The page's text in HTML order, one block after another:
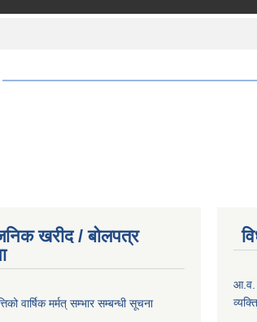
खरीद / बोलपत्र
वार्षिक मर्मत् सम्भार सम्बन्धी सूचना
आ.व.